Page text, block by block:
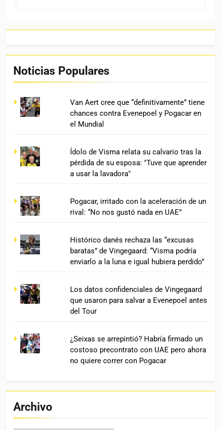
Noticias Populares
Van Aert cree que “definitivamente” tiene
chances contra Evenepoel y Pogacar en
el Mundial
Ídolo de Visma relata su calvario tras la
pérdida de su esposa: "Tuve que aprender
a usar la lavadora"
Pogacar, irritado con la aceleración de un
rival: “No nos gustó nada en UAE”
Histórico danés rechaza las “excusas
baratas” de Vingegaard: “Visma podría
enviarlo a la luna e igual hubiera perdido”
Los datos confidenciales de Vingegaard
que usaron para salvar a Evenepoel antes
del Tour
¿Seixas se arrepintió? Habría firmado un
costoso precontrato con UAE pero ahora
no quiere correr con Pogacar
Archivo